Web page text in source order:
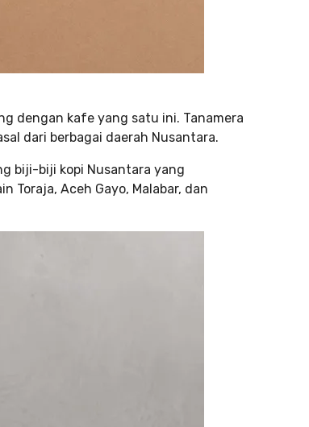
dengan kafe yang satu ini. Tanamera
dari berbagai daerah Nusantara.
biji-biji kopi Nusantara yang
Toraja, Aceh Gayo, Malabar, dan